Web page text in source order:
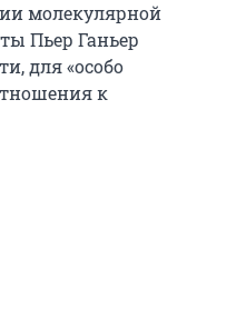
молекулярной
Пьер Ганьер
для «особо
к